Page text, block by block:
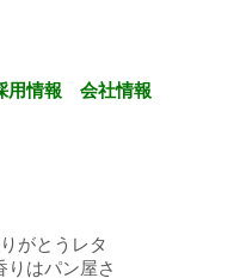
用情報 会社情報
がとうレタ
りはパン屋さ